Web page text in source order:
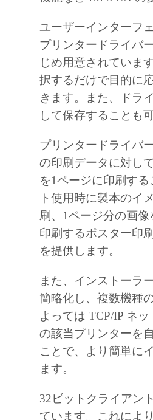
This Agreement
terms hereof. Upon
Canon enforcing its
promptly destroy the
thereof.
11 shall survive any
9. U.S.
A "US Government
the government of
End User, the
"commercial item," as
(October 1995),
and "commercial
terms are used in 48
227.7202-4 (June
acquire the
The manufacturer is
Ohta-ku, Tokyo 146-
10. SEVERABILITY
In the event that any
illegal by any court
section shall be null
ユーザーインターフ
プリンタードライバ
じめ用意されていま
択するだけで目的に
きます。また、ドラ
して保存することも
プリンタードライバ
の印刷データに対し
を1ページに印刷す
ト使用時に製本のイ
刷、1ページ分の画
印刷するポスター印
を提供します。
また、インストーラ
簡略化し、複数機種
よっては TCP/IP ネ
の該当プリンターを
ことで、より簡単に
ます。
32ビットクライアン
ています。これによ